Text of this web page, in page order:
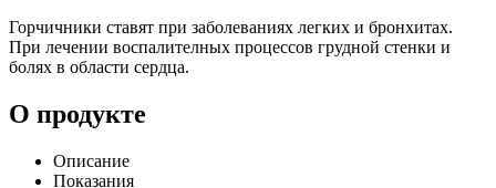
Горчичники ставят при заболеваниях легких и бронхитах.
При лечении воспалителных процессов грудной стенки и
болях в области сердца.
О продукте
Описание
Показания